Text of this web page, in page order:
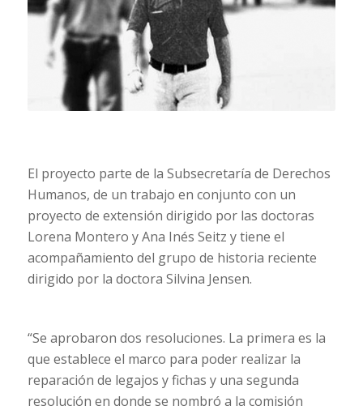
El proyecto parte de la Subsecretaría de Derechos
Humanos, de un trabajo en conjunto con un
proyecto de extensión dirigido por las doctoras
Lorena Montero y Ana Inés Seitz y tiene el
acompañamiento del grupo de historia reciente
dirigido por la doctora Silvina Jensen.
“Se aprobaron dos resoluciones. La primera es la
que establece el marco para poder realizar la
reparación de legajos y fichas y una segunda
resolución en donde se nombró a la comisión